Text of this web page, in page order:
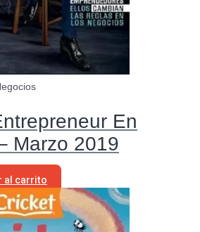
En
Marzo 2019
al carrito